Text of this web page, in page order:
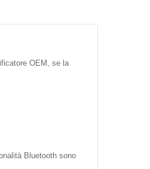
OEM, se la
Bluetooth sono